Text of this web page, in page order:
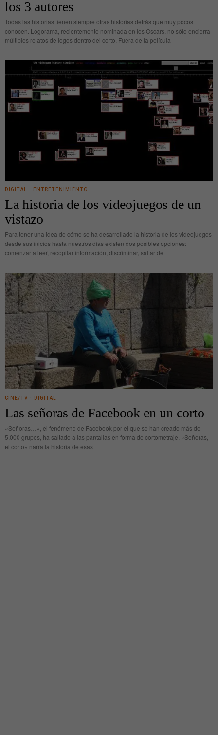
los 3 autores
Todas las historias tienen siempre otras historias detrás que muy pocos
conocen. Logorama, recientemente nominada en los Oscars, no sólo encierra
múltiples relatos de logos dentro del corto. Fuera de la película
DIGITAL · ENTRETENIMIENTO
La historia de los videojuegos de un
vistazo
Para tener una idea de cómo se ha desarrollado la historia de los videojuegos
desde sus inicios hasta nuestros días existen dos posibles opciones:
comenzar a leer, recopilar información, discriminar, saltar de
CINE/TV · DIGITAL
Las señoras de Facebook en un corto
«Señoras…», el fenómeno de Facebook por el que se han creado más de
5.000 grupos, ha saltado a las pantallas en forma de cortometraje. «Señoras,
el corto» narra la historia de esas